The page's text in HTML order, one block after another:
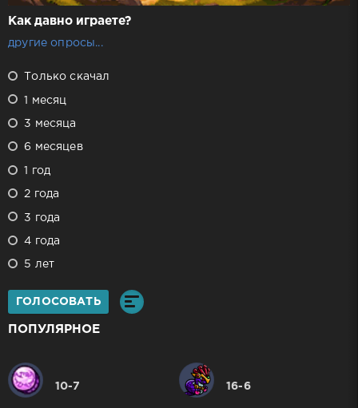
Как давно играете?
другие опросы...
Только скачал
1 месяц
3 месяца
6 месяцев
1 год
2 года
3 года
4 года
5 лет
ГОЛОСОВАТЬ
ПОПУЛЯРНОЕ
10-7 16-6